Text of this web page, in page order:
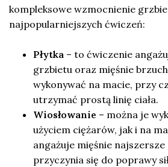
kompleksowe wzmocnienie
najpopularniejszych ćwiczeń:
Płytka – to ćwiczenie
grzbietu oraz mięśnie
wykonywać na macie, przy
utrzymać prostą linię ciała.
Wiosłowanie – można je
użyciem ciężarów, jak i na
angażuje mięśnie
przyczynia się do poprawy